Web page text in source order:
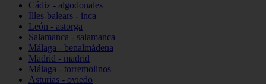
Cádiz - algodonales
Illes-balears - inca
León - astorga
Salamanca - salamanca
Málaga - benalmádena
Madrid - madrid
Málaga - torremolinos
Asturias - oviedo